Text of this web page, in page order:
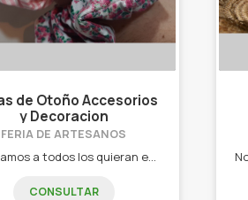
de Otoño Accesorios
y Decoracion
FERIA DE ARTESANOS
CONSULTAR